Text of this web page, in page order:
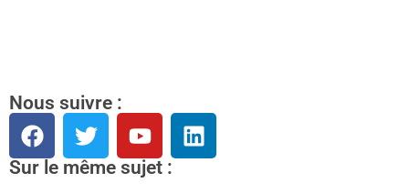
Nous suivre :
Sur le même sujet :